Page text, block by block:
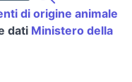
di origine animale
dati Ministero della